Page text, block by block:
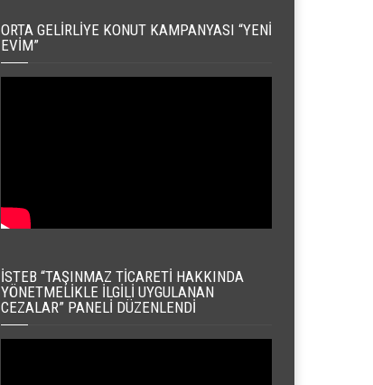
ORTA GELIRLIYE KONUT KAMPANYASI “YENI
EVIM”
İSTEB “TAŞINMAZ TICARETI HAKKINDA
YÖNETMELIKLE İLGILI UYGULANAN
CEZALAR” PANELI DÜZENLENDI